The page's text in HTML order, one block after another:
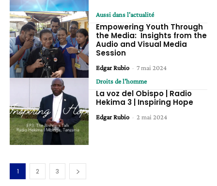
Aussi dans l'actualité
Empowering Youth Through
the Media: Insights from the
Audio and Visual Media
Session
Edgar Rubio - 7 mai 2024
Droits de l'homme
La voz del Obispo | Radio
Hekima 3 | Inspiring Hope
Edgar Rubio - 2 mai 2024
1 2 3